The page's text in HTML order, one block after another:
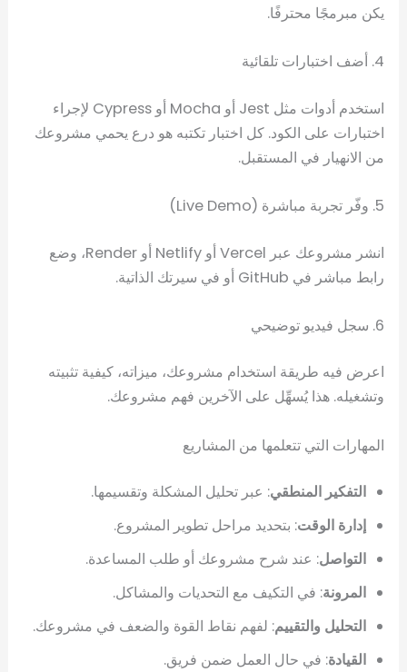
يكن مبرمجًا محترفًا.
4. أضف اختبارات تلقائية
استخدم أدوات مثل Jest أو Mocha أو Cypress لإجراء
اختبارات على الكود. كل اختبار تكتبه هو درع يحمي مشروعك
من الانهيار في المستقبل.
5. وفّر تجربة مباشرة (Live Demo)
انشر مشروعك عبر Vercel أو Netlify أو Render، وضع
رابط مباشر في GitHub أو في سيرتك الذاتية.
6. سجل فيديو توضيحي
اعرض فيه طريقة استخدام مشروعك، ميزاته، كيفية تثبيته
وتشغيله. هذا يُسهِّل على الآخرين فهم مشروعك.
المهارات التي تتعلمها من المشاريع
التفكير المنطقي: عبر تحليل المشكلة وتقسيمها.
إدارة الوقت: بتحديد مراحل تطوير المشروع.
التواصل: عند شرح مشروعك أو طلب المساعدة.
المرونة: في التكيف مع التحديات والمشاكل.
التحليل والتقييم: لفهم نقاط القوة والضعف في مشروعك.
القيادة: في حال العمل ضمن فريق.